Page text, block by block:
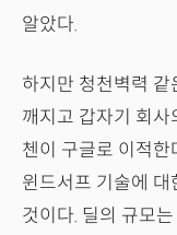
알았다.
하지만 청천벽력 같
깨지고 갑자기 회
첸이 구글로 이적한
윈드서프 기술에
것이다. 딜의 규모